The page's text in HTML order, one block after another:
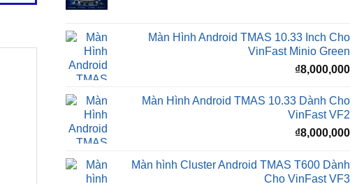
₫16,500,000.
Màn Hình Android TMAS 10.33 Inch Cho
VinFast Minio Green
₫8,000,000
Màn Hình Android TMAS 10.33 Dành Cho
VinFast VF2
₫8,000,000
Màn hình Cluster Android TMAS T600 Dành
Cho VinFast VF3